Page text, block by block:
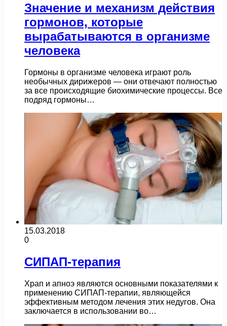
Значение и механизм действия
гормонов, которые
вырабатываются в организме
человека
Гормоны в организме человека играют роль
необычных дирижеров — они отвечают полностью
за все происходящие биохимические процессы. Все
подряд гормоны…
15.03.2018
0
СИПАП-терапия
Храп и апноэ являются основными показателями к
применению СИПАП-терапии, являющейся
эффективным методом лечения этих недугов. Она
заключается в использовании во…